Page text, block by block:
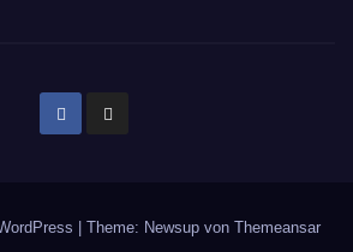
| Theme: Newsup von Themeansar